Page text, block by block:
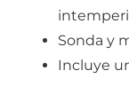
Sonda y
Incluye